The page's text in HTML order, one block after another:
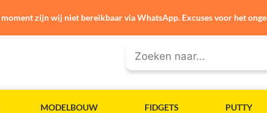
MODELBOUW FIDGETS PUTTY
zijn wij niet bereikbaar via WhatsApp. Excuses voor het